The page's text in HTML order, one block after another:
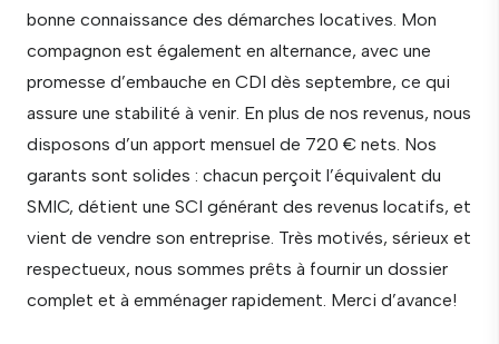
bonne connaissance des démarches locatives. Mon
compagnon est également en alternance, avec une
promesse d’embauche en CDI dès septembre, ce qui
assure une stabilité à venir. En plus de nos revenus, nous
disposons d’un apport mensuel de 720 € nets. Nos
garants sont solides : chacun perçoit l’équivalent du
SMIC, détient une SCI générant des revenus locatifs, et
vient de vendre son entreprise. Très motivés, sérieux et
respectueux, nous sommes prêts à fournir un dossier
complet et à emménager rapidement. Merci d’avance!